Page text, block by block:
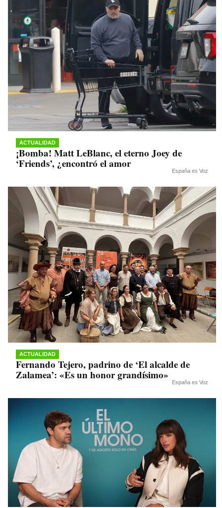
ACTUALIDAD
¡Bomba! Matt LeBlanc, el eterno Joey de
‘Friends’, ¿encontró el amor
España es Voz
ACTUALIDAD
Fernando Tejero, padrino de ‘El alcalde de
Zalamea’: «Es un honor grandísimo»
España es Voz